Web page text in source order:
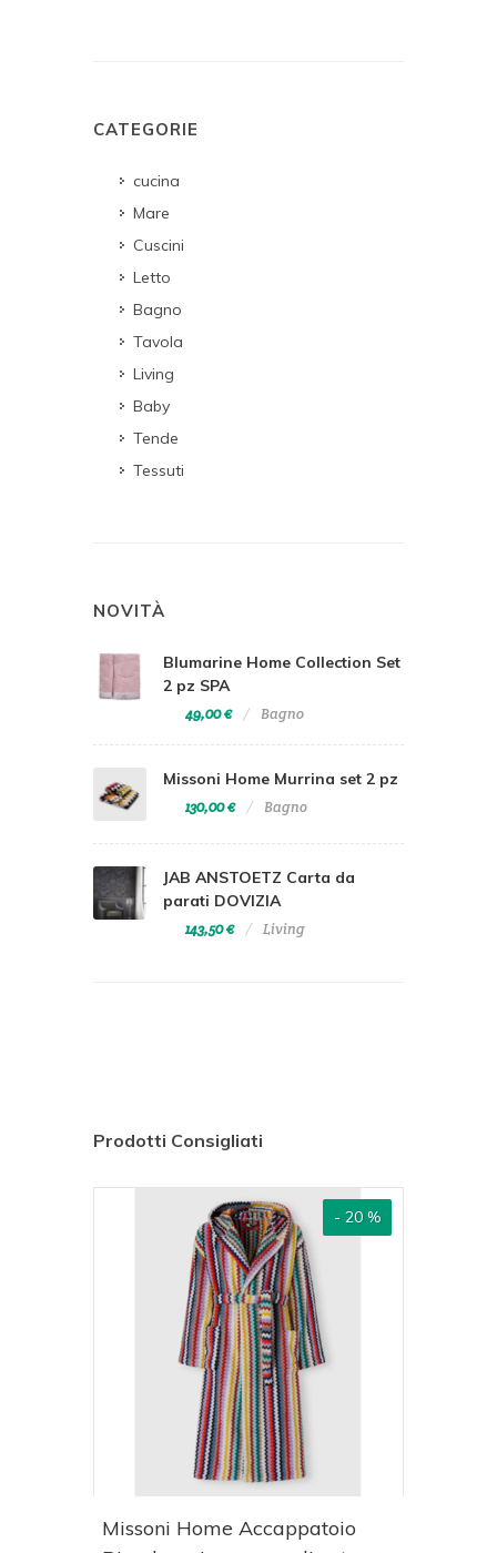
CATEGORIE
cucina
Mare
Cuscini
Letto
Bagno
Tavola
Living
Baby
Tende
Tessuti
NOVITÀ
Blumarine Home Collection Set
2 pz SPA
49,00 € Bagno
Missoni Home Murrina set 2 pz
130,00 € Bagno
JAB ANSTOETZ Carta da
parati DOVIZIA
143,50 € Living
Prodotti Consigliati
- 20 %
Acquista Visualizza
Missoni Home Accappatoio